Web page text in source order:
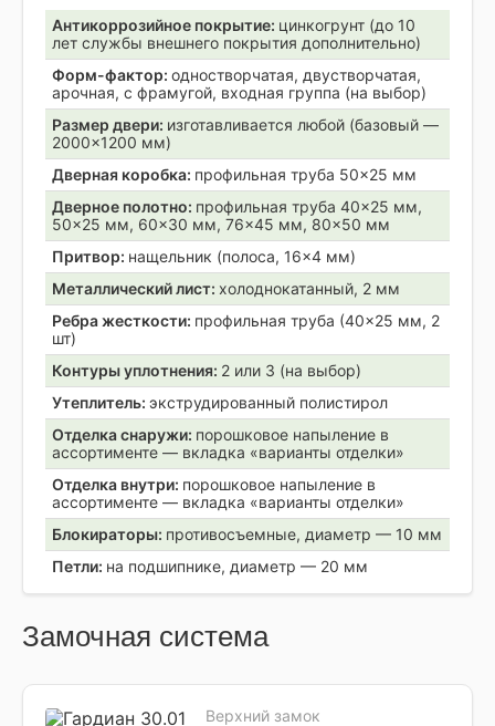
Антикоррозийное покрытие: цинкогрунт (до 10
лет службы внешнего покрытия дополнительно)
Форм-фактор: одностворчатая, двустворчатая,
арочная, с фрамугой, входная группа (на выбор)
Размер двери: изготавливается любой (базовый —
2000×1200 мм)
Дверная коробка: профильная труба 50×25 мм
Дверное полотно: профильная труба 40×25 мм,
50×25 мм, 60×30 мм, 76×45 мм, 80×50 мм
Притвор: нащельник (полоса, 16×4 мм)
Металлический лист: холоднокатанный, 2 мм
Ребра жесткости: профильная труба (40×25 мм, 2
шт)
Контуры уплотнения: 2 или 3 (на выбор)
Утеплитель: экструдированный полистирол
Отделка снаружи: порошковое напыление в
ассортименте — вкладка «варианты отделки»
Отделка внутри: порошковое напыление в
ассортименте — вкладка «варианты отделки»
Блокираторы: противосъемные, диаметр — 10 мм
Петли: на подшипнике, диаметр — 20 мм
Замочная система
Верхний замок